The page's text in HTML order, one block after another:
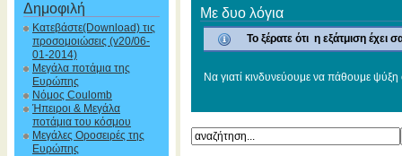
Δημοφιλή
Κατεβάστε(Download) τις
προσομοιώσεις (v20/06-
01-2014)
Μεγάλα ποτάμια της
Ευρώπης
Νόμος Coulomb
Ήπειροι & Μεγάλα
ποτάμια του κόσμου
Μεγάλες Οροσειρές της
Ευρώπης
Με δυο λόγια
Το ξέρατε ότι η εξάτμιση
Να γιατί κινδυνεύουμε να πάθουμε ψύξη